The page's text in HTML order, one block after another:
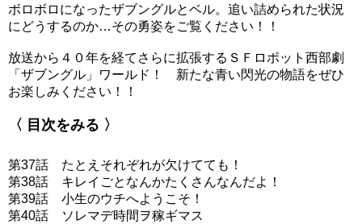
ボロボロになったザブングルとベル。追い詰められた状況
にどうするのか…その勇姿をご覧ください！！
放送から４０年を経てさらに拡張するＳＦロボット西部劇
「ザブングル」ワールド！ 新たな青い閃光の物語をぜひ
お楽しみください！！
〈 目次をみる 〉
第37話 たとえそれぞれが欠けてても！
第38話 キレイごとなんかたくさんなんだよ！
第39話 小生のウチへようこそ！
第40話 ソレマデ時間ヲ稼ギマス